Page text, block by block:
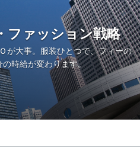
ファッション戦略
が大事。服装ひとつで、フィーの
時給が変わります。